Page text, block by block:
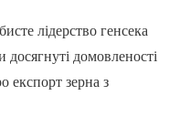
лідерство генсека
домовленості
експорт зерна з